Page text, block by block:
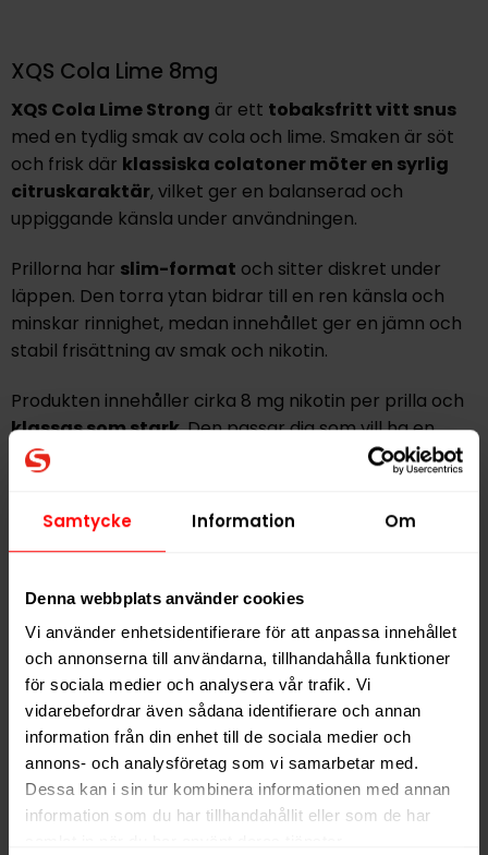
Samtycke Information Om
Denna webbplats använder cookies
Vi använder enhetsidentifierare för att anpassa innehållet
och annonserna till användarna, tillhandahålla funktioner
för sociala medier och analysera vår trafik. Vi
vidarebefordrar även sådana identifierare och annan
information från din enhet till de sociala medier och
annons- och analysföretag som vi samarbetar med.
Dessa kan i sin tur kombinera informationen med annan
information som du har tillhandahållit eller som de har
XQS Cola Lime 8mg
XQS Cola Lime Strong är ett tobaksfritt vitt snus
med en tydlig smak av cola och lime. Smaken är söt
och frisk där klassiska colatoner möter en syrlig
citruskaraktär, vilket ger en balanserad och
uppiggande känsla under användningen.
Prillorna har slim-format och sitter diskret under
läppen. Den torra ytan bidrar till en ren känsla och
minskar rinnighet, medan innehållet ger en jämn och
stabil frisättning av smak och nikotin.
Produkten innehåller cirka 8 mg nikotin per prilla och
klassas som stark. Den passar dig som vill ha en
tydlig nikotineffekt i kombination med en frisk och
Hitta alla produkter från
Alla produkter med smakenCitrus
PRODUKTINFORMATION
Typ
Vitt Snus
Smak
Citrus,Cola
Format
Slim
Styrka
Stark